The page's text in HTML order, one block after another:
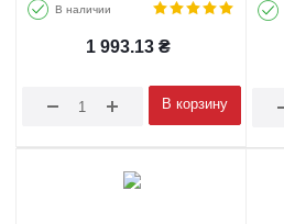
В наличии
1 993.13₴
В корзину